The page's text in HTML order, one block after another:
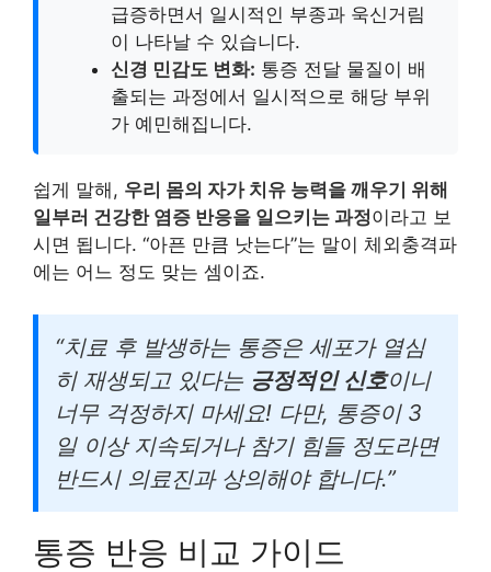
급증하면서 일시적인 부종과 욱신거림
이 나타날 수 있습니다.
신경 민감도 변화: 통증 전달 물질이 배
출되는 과정에서 일시적으로 해당 부위
가 예민해집니다.
쉽게 말해, 우리 몸의 자가 치유 능력을 깨우기 위해
일부러 건강한 염증 반응을 일으키는 과정이라고 보
시면 됩니다. “아픈 만큼 낫는다”는 말이 체외충격파
에는 어느 정도 맞는 셈이죠.
“치료 후 발생하는 통증은 세포가 열심
히 재생되고 있다는 긍정적인 신호이니
너무 걱정하지 마세요! 다만, 통증이 3
일 이상 지속되거나 참기 힘들 정도라면
반드시 의료진과 상의해야 합니다.”
통증 반응 비교 가이드